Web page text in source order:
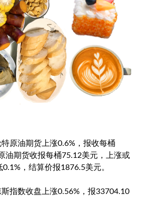
原油期货上涨0.6%，报收每桶
油期货收报每桶75.12美元，上涨或
，结算价报1876.5美元。
指数收盘上涨0.56%，报33704.10